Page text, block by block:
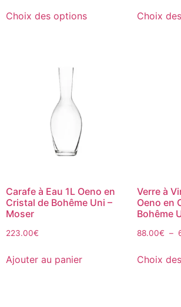
Choix des options Choix
Carafe à Eau 1L Oeno en
Cristal de Bohême Uni –
Moser
223.00€
Ajouter au panier
Verre à
Oeno en
Bohême
88.00€ –
Choix